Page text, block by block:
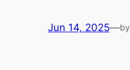
Jun 14, 2025—by